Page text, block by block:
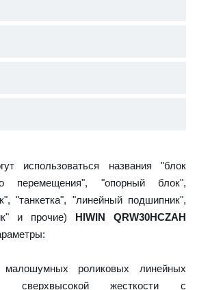
использоваться названия "блок
перемещения", "опорный блок",
"танкетка", "линейный подшипник",
и прочие) HIWIN QRW30HCZAH
роликовых линейных
сверхвысокой жесткости с